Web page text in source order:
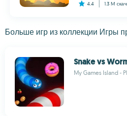
4.4 1.3 M
Больше игр из коллекции Игры
Snake vs
My Games Island -